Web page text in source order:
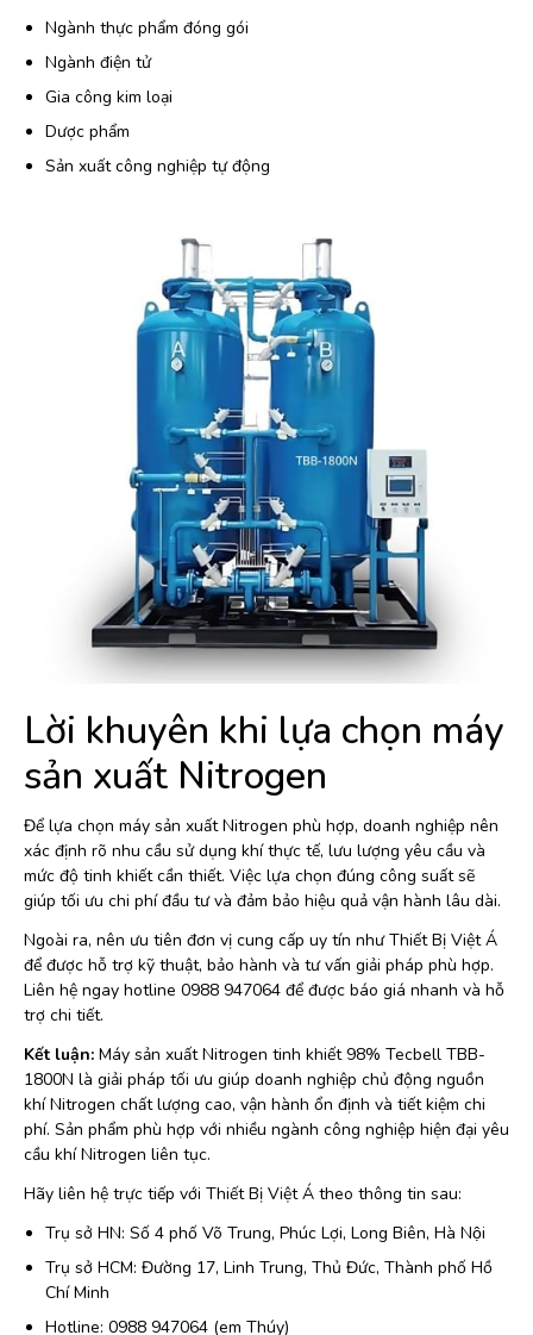
Ngành thực phẩm đóng gói
Ngành điện tử
Gia công kim loại
Dược phẩm
Sản xuất công nghiệp tự động
Lời khuyên khi lựa chọn máy
sản xuất Nitrogen
Để lựa chọn máy sản xuất Nitrogen phù hợp, doanh nghiệp nên
xác định rõ nhu cầu sử dụng khí thực tế, lưu lượng yêu cầu và
mức độ tinh khiết cần thiết. Việc lựa chọn đúng công suất sẽ
giúp tối ưu chi phí đầu tư và đảm bảo hiệu quả vận hành lâu dài.
Ngoài ra, nên ưu tiên đơn vị cung cấp uy tín như Thiết Bị Việt Á
để được hỗ trợ kỹ thuật, bảo hành và tư vấn giải pháp phù hợp.
Liên hệ ngay hotline 0988 947064 để được báo giá nhanh và hỗ
trợ chi tiết.
Kết luận: Máy sản xuất Nitrogen tinh khiết 98% Tecbell TBB-
1800N là giải pháp tối ưu giúp doanh nghiệp chủ động nguồn
khí Nitrogen chất lượng cao, vận hành ổn định và tiết kiệm chi
phí. Sản phẩm phù hợp với nhiều ngành công nghiệp hiện đại yêu
cầu khí Nitrogen liên tục.
Hãy liên hệ trực tiếp với Thiết Bị Việt Á theo thông tin sau:
Trụ sở HN: Số 4 phố Võ Trung, Phúc Lợi, Long Biên, Hà Nội
Trụ sở HCM: Đường 17, Linh Trung, Thủ Đức, Thành phố Hồ
Chí Minh
Hotline: 0988 947064 (em Thúy)